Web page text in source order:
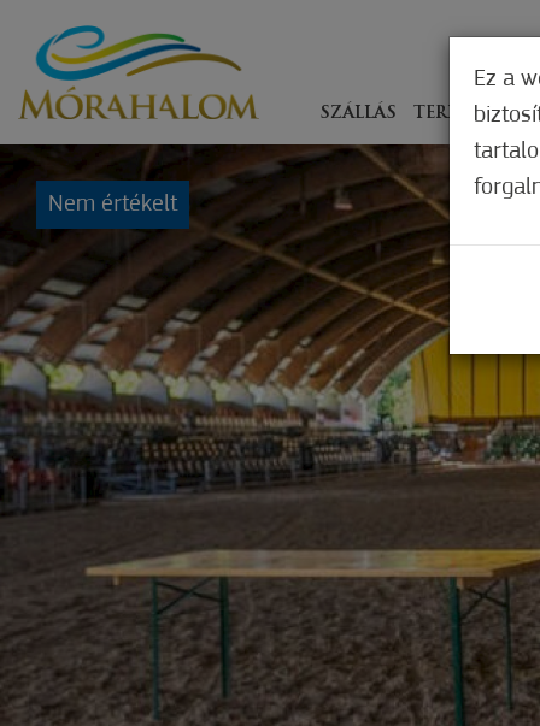
SZÁLLÁS TERÍTÉKEN
Nem értékelt
Ez a